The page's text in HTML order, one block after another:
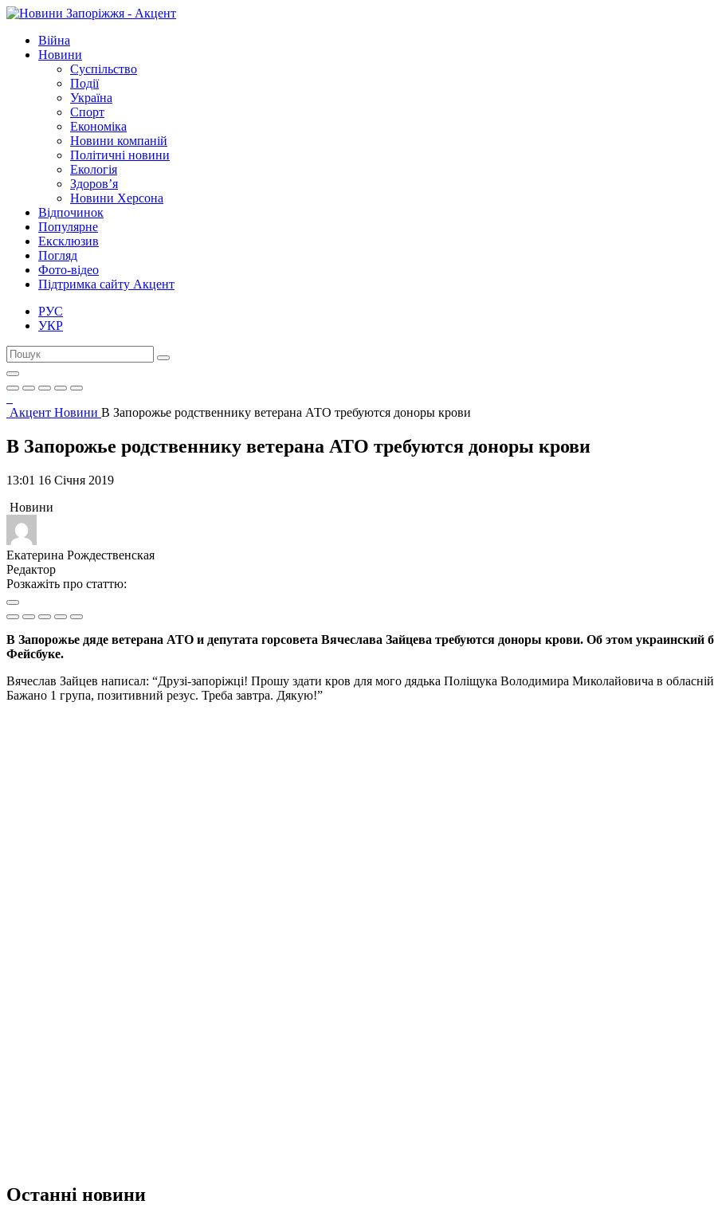
Війна
Новини
Суспільство
Події
Україна
Спорт
Економіка
Новини компаній
Політичні новини
Екологія
Здоров’я
Новини Херсона
Відпочинок
Популярне
Ексклюзив
Погляд
Фото-відео
Підтримка сайту Акцент
РУС
УКР
Акцент Новини В Запорожье родственнику ветерана АТО требуются доноры крови
В Запорожье родственнику ветерана АТО требуются доноры крови
13:01 16 Січня 2019
Новини
Екатерина Рождественская
Редактор
Розкажіть про статтю:
В Запорожье дяде ветерана АТО и депутата горсовета Вячеслава Зайцева требуются доноры крови. Об этом украинский
Фейсбуке.
Вячеслав Зайцев написал: “Друзі-запоріжці! Прошу здати кров для мого дядька Поліщука Володимира Миколайовича в обласній
Бажано 1 група, позитивний резус. Треба завтра. Дякую!”
Останні новини